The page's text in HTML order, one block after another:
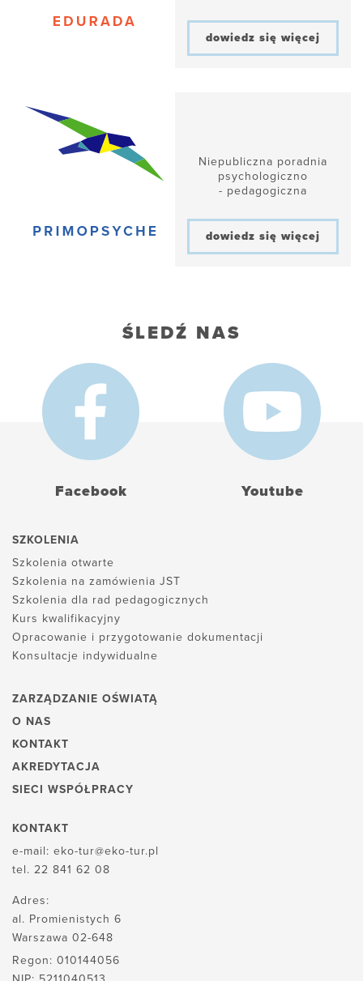
dowiedz się więcej
Niepubliczna poradnia
psychologiczno
- pedagogiczna
dowiedz się więcej
ŚLEDŹ NAS
Facebook Youtube
SZKOLENIA
Szkolenia otwarte
Szkolenia na zamówienia JST
Szkolenia dla rad pedagogicznych
Kurs kwalifikacyjny
Opracowanie i przygotowanie dokumentacji
Konsultacje indywidualne
ZARZĄDZANIE OŚWIATĄ
O NAS
KONTAKT
AKREDYTACJA
SIECI WSPÓŁPRACY
KONTAKT
e-mail: eko-tur@eko-tur.pl
tel. 22 841 62 08
Adres:
al. Promienistych 6
Warszawa 02-648
Regon: 010144056